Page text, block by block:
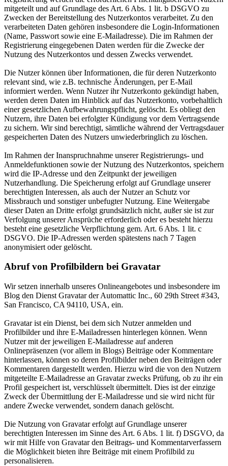
mitgeteilt und auf Grundlage des Art. 6 Abs. 1 lit. b DSGVO zu
Zwecken der Bereitstellung des Nutzerkontos verarbeitet. Zu den
verarbeiteten Daten gehören insbesondere die Login-Informationen
(Name, Passwort sowie eine E-Mailadresse). Die im Rahmen der
Registrierung eingegebenen Daten werden für die Zwecke der
Nutzung des Nutzerkontos und dessen Zwecks verwendet.
Die Nutzer können über Informationen, die für deren Nutzerkonto
relevant sind, wie z.B. technische Änderungen, per E-Mail
informiert werden. Wenn Nutzer ihr Nutzerkonto gekündigt haben,
werden deren Daten im Hinblick auf das Nutzerkonto, vorbehaltlich
einer gesetzlichen Aufbewahrungspflicht, gelöscht. Es obliegt den
Nutzern, ihre Daten bei erfolgter Kündigung vor dem Vertragsende
zu sichern. Wir sind berechtigt, sämtliche während der Vertragsdauer
gespeicherten Daten des Nutzers unwiederbringlich zu löschen.
Im Rahmen der Inanspruchnahme unserer Registrierungs- und
Anmeldefunktionen sowie der Nutzung des Nutzerkontos, speichern
wird die IP-Adresse und den Zeitpunkt der jeweiligen
Nutzerhandlung. Die Speicherung erfolgt auf Grundlage unserer
berechtigten Interessen, als auch der Nutzer an Schutz vor
Missbrauch und sonstiger unbefugter Nutzung. Eine Weitergabe
dieser Daten an Dritte erfolgt grundsätzlich nicht, außer sie ist zur
Verfolgung unserer Ansprüche erforderlich oder es besteht hierzu
besteht eine gesetzliche Verpflichtung gem. Art. 6 Abs. 1 lit. c
DSGVO. Die IP-Adressen werden spätestens nach 7 Tagen
anonymisiert oder gelöscht.
Abruf von Profilbildern bei Gravatar
Wir setzen innerhalb unseres Onlineangebotes und insbesondere im
Blog den Dienst Gravatar der Automattic Inc., 60 29th Street #343,
San Francisco, CA 94110, USA, ein.
Gravatar ist ein Dienst, bei dem sich Nutzer anmelden und
Profilbilder und ihre E-Mailadressen hinterlegen können. Wenn
Nutzer mit der jeweiligen E-Mailadresse auf anderen
Onlinepräsenzen (vor allem in Blogs) Beiträge oder Kommentare
hinterlassen, können so deren Profilbilder neben den Beiträgen oder
Kommentaren dargestellt werden. Hierzu wird die von den Nutzern
mitgeteilte E-Mailadresse an Gravatar zwecks Prüfung, ob zu ihr ein
Profil gespeichert ist, verschlüsselt übermittelt. Dies ist der einzige
Zweck der Übermittlung der E-Mailadresse und sie wird nicht für
andere Zwecke verwendet, sondern danach gelöscht.
Die Nutzung von Gravatar erfolgt auf Grundlage unserer
berechtigten Interessen im Sinne des Art. 6 Abs. 1 lit. f) DSGVO, da
wir mit Hilfe von Gravatar den Beitrags- und Kommentarverfassern
die Möglichkeit bieten ihre Beiträge mit einem Profilbild zu
personalisieren.